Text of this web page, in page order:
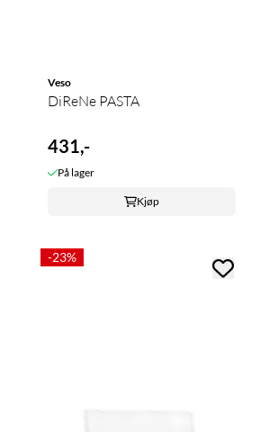
Veso
DiReNe PASTA
431,-
På lager
Kjøp
-23%